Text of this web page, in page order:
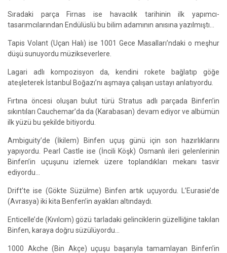
Sıradaki parça Firnas ise havacılık tarihinin ilk yapımcı-
tasarımcılarından Endülüslü bu bilim adamının anısına yazılmıştı…
Tapis Volant (Uçan Halı) ise 1001 Gece Masalları’ndaki o meşhur
düşü sunuyordu müzikseverlere.
Lagari adlı kompozisyon da, kendini rokete bağlatıp göğe
ateşleterek İstanbul Boğazı’nı aşmaya çalışan ustayı anlatıyordu.
Fırtına öncesi oluşan bulut türü Stratus adlı parçada Binfen’in
sıkıntıları Cauchemar’da da (Karabasan) devam ediyor ve albümün
ilk yüzü bu şekilde bitiyordu.
Ambiguity’de (İkilem) Binfen uçuş günü için son hazırlıklarını
yapıyordu. Pearl Castle ise (İncili Köşk) Osmanlı ileri gelenlerinin
Binfen’in uçuşunu izlemek üzere toplandıkları mekanı tasvir
ediyordu…
Drift’te ise (Gökte Süzülme) Binfen artık uçuyordu. L’Eurasie’de
(Avrasya) iki kita Benfen’in ayakları altındaydı.
Enticelle’de (Kıvılcım) gözü tarladaki gelinciklerin güzelliğine takılan
Binfen, karaya doğru süzülüyordu…
1000 Akche (Bin Akçe) uçuşu başarıyla tamamlayan Binfen’in